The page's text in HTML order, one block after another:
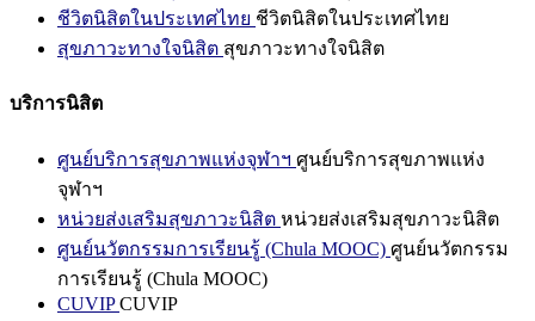
ชีวิตนิสิตในประเทศไทย ชีวิตนิสิตในประเทศไทย
สุขภาวะทางใจนิสิต สุขภาวะทางใจนิสิต
บริการนิสิต
ศูนย์บริการสุขภาพแห่งจุฬาฯ ศูนย์บริการสุขภาพแห่ง
จุฬาฯ
หน่วยส่งเสริมสุขภาวะนิสิต หน่วยส่งเสริมสุขภาวะนิสิต
ศูนย์นวัตกรรมการเรียนรู้ (Chula MOOC) ศูนย์นวัตกรรม
การเรียนรู้ (Chula MOOC)
CUVIPCUVIP